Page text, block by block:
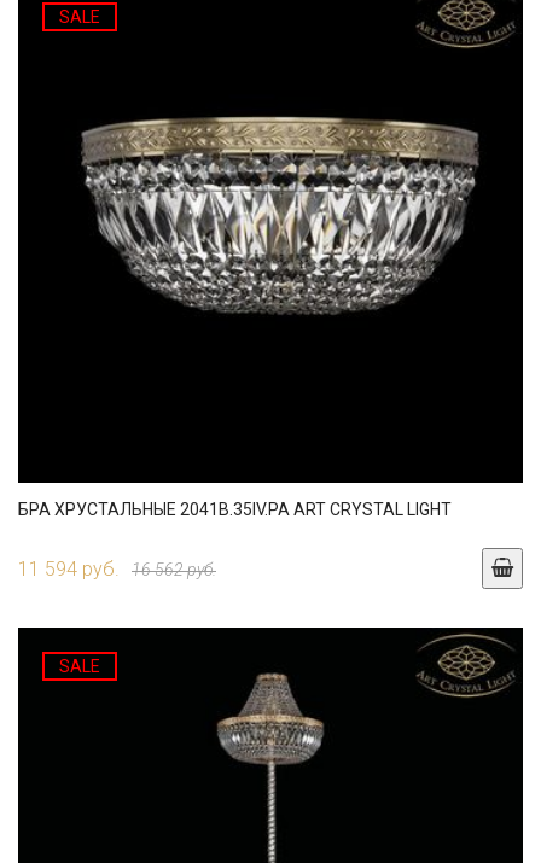
SALE
БРА ХРУСТАЛЬНЫЕ 2041B.35IV.PA ART CRYSTAL LIGHT
11 594 руб. 16 562 руб.
SALE